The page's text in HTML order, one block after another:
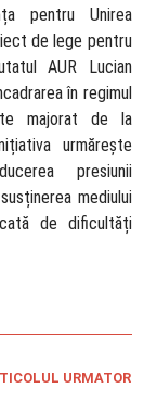
pentru Unirea
de lege pentru
AUR Lucian
în regimul
majorat de la
urmărește
presiunii
mediului
de dificultăți
URMATOR